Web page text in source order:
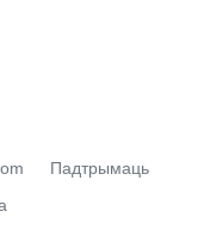
Падтрымаць